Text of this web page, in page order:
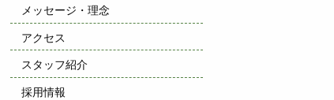
メッセージ・理念
アクセス
スタッフ紹介
採用情報